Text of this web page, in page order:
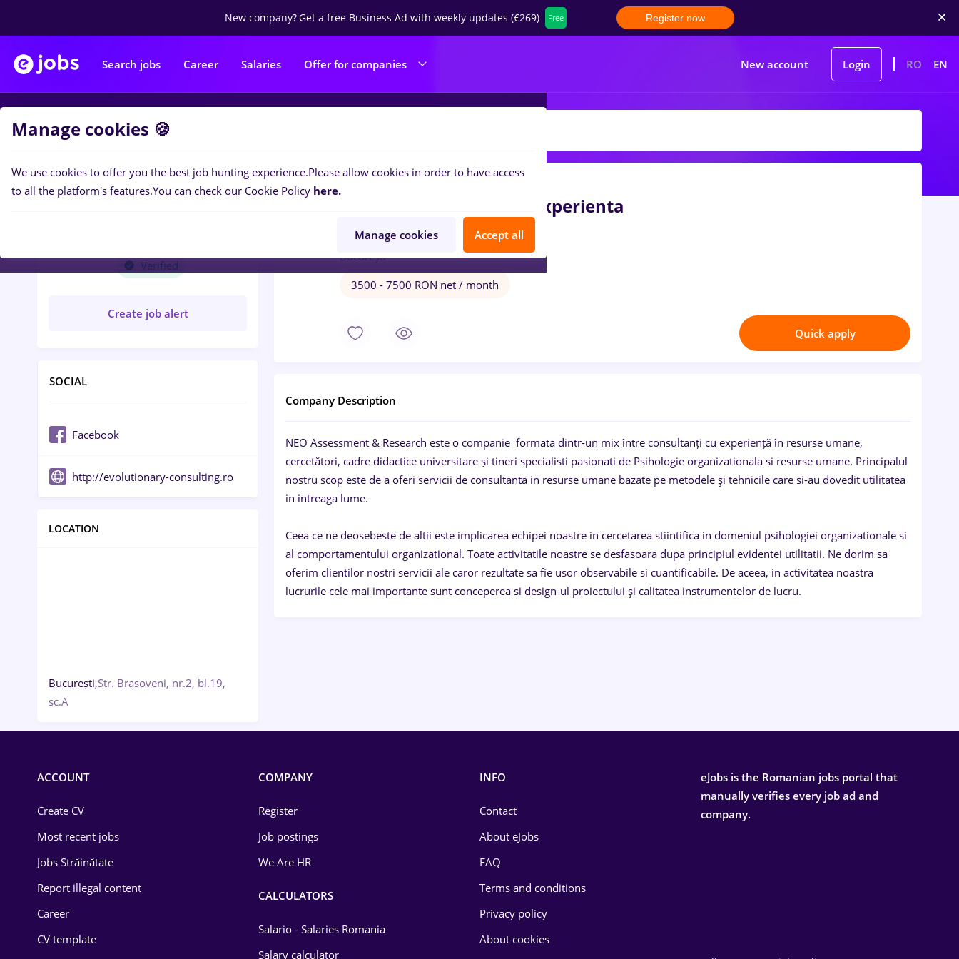
New company?Get a free Business Ad with weekly updates (€269) Free Register now
Search jobs Career Salaries Offer for companies New account Login RO EN
Verified
Create job alert
SOCIAL
Facebook
http://evolutionary-consulting.ro
LOCATION
București,Str. Brasoveni, nr.2, bl.19,
sc.A
Game Presenter - fara experienta
Neo Assessment & Research S.R.L.
București
3500 - 7500 RON net / month
Quick apply
Company Description
NEO Assessment & Research este o companie formata dintr-un mix între consultanți cu experiență în resurse umane,
cercetători, cadre didactice universitare și tineri specialisti pasionati de Psihologie organizationala si resurse umane. Principalul
nostru scop este de a oferi servicii de consultanta in resurse umane bazate pe metodele şi tehnicile care si-au dovedit utilitatea
in intreaga lume.
Ceea ce ne deosebeste de altii este implicarea echipei noastre in cercetarea stiintifica in domeniul psihologiei organizationale si
al comportamentului organizational. Toate activitatile noastre se desfasoara dupa principiul evidentei utilitatii. Ne dorim sa
oferim clientilor nostri servicii ale caror rezultate sa fie usor observabile si cuantificabile. De aceea, in activitatea noastra
lucrurile cele mai importante sunt conceperea si design-ul proiectului şi calitatea instrumentelor de lucru.
ACCOUNT
Create CV
Most recent jobs
Jobs Străinătate
Report illegal content
Career
CV template
COMPANY
Register
Job postings
We Are HR
CALCULATORS
Salario - Salaries Romania
Salary calculator
INFO
Contact
About eJobs
FAQ
Terms and conditions
Privacy policy
About cookies
eJobs is the Romanian jobs portal that
manually verifies every job ad and
company.
Manage cookies 🍪
We use cookies to offer you the best job hunting experience.Please allow cookies in order to have access
to all the platform's features.You can check our Cookie Policy here.
Manage cookies Accept all